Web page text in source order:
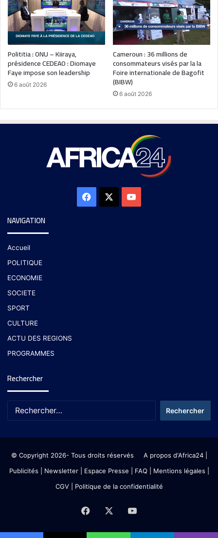
Polititia : ONU – Kiiraya,
présidence CEDEAO : Diomaye
Faye impose son leadership
6 août 2026
Cameroun : 36 millions de
consommateurs visés par la la
Foire internationale de Bagofit
(BIBW)
6 août 2026
NAVIGATION
Accueil
POLITIQUE
ECONOMIE
SOCIETE
SPORT
CULTURE
ACTU DES REGIONS
PROGRAMMES
Rechercher
© Copyright 2026- Tous droits réservés A propos d'Africa24|
Publicités
Newsletter| Espace Presse | FAQ | Mentions légales
CGV| Politique de la confidentialité